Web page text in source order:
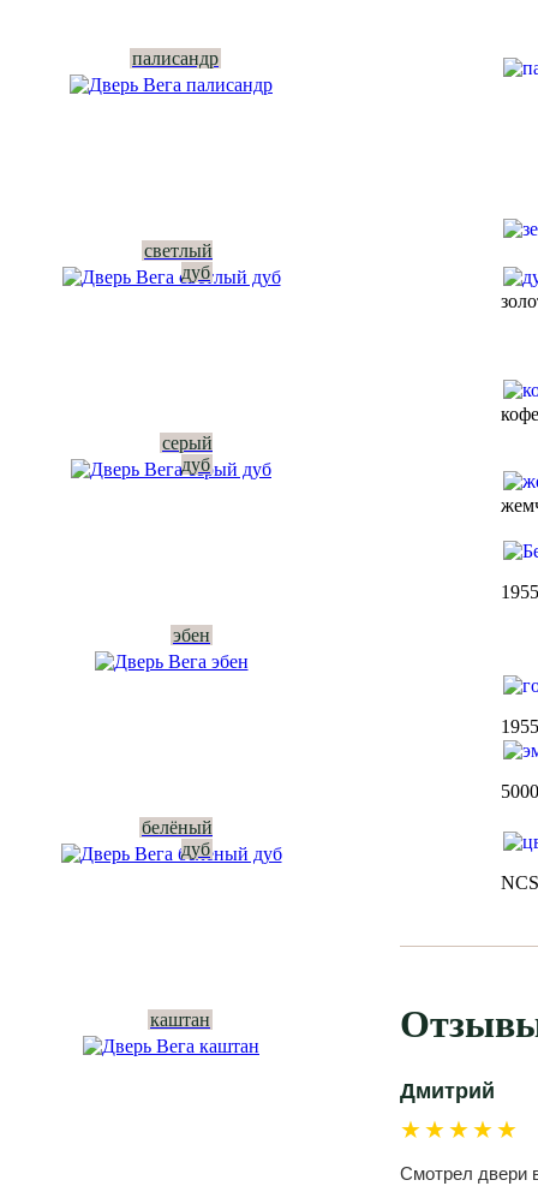
палисандр
светлый
дуб
серый
дуб
эбен
белёный
дуб
каштан
Дмитрий
★★★★★
Смотрел двери